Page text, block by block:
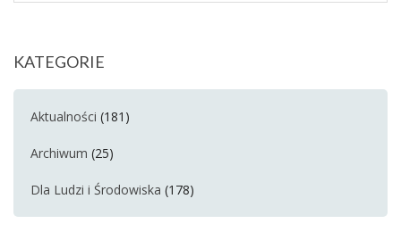
KATEGORIE
Aktualności (181)
Archiwum (25)
Dla Ludzi i Środowiska (178)